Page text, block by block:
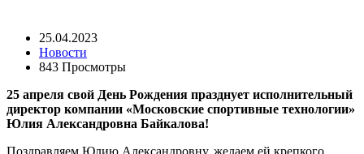
25.04.2023
Новости
843 Просмотры
25 апреля свой День Рождения празднует исполнительный
директор компании «Московские спортивные технологии»
Юлия Александровна Байкалова!
Поздравляем Юлию Александровну, желаем ей крепкого